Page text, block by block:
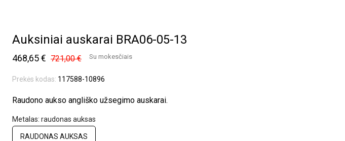
Auksiniai auskarai BRA06-05-13
468,65 € 721,00 € Su mokesčiais
Prekės kodas: 117588-10896
Raudono aukso angliško užsegimo auskarai.
Metalas: raudonas auksas
RAUDONAS AUKSAS